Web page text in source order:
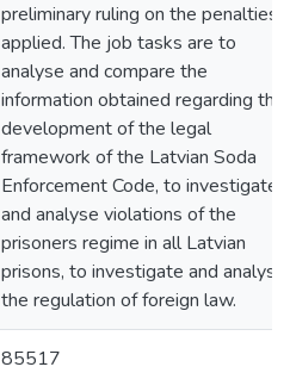
preliminary ruling on the penalties
applied. The job tasks are to
analyse and compare the
information obtained regarding the
development of the legal
framework of the Latvian Soda
Enforcement Code, to investigate
and analyse violations of the
prisoners regime in all Latvian
prisons, to investigate and analyse
the regulation of foreign law.
85517